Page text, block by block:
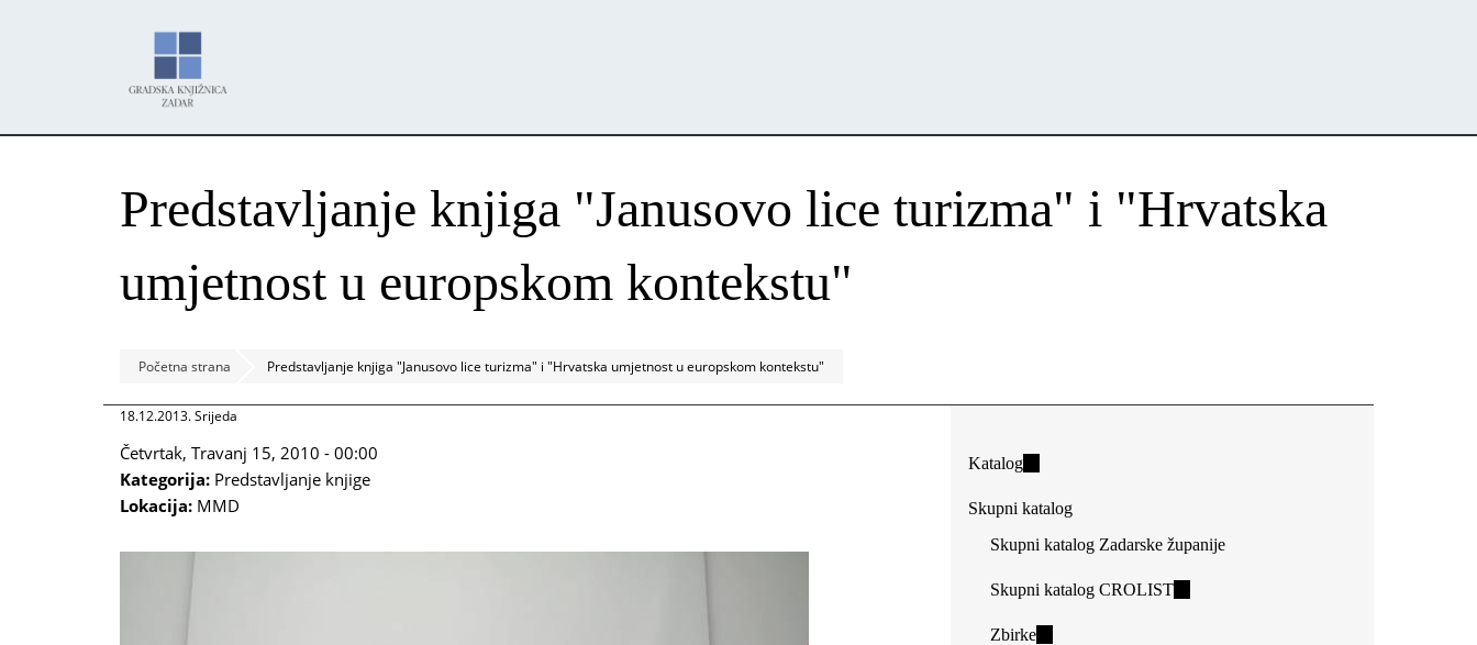
Predstavljanje knjiga "Janusovo lice turizma" i "Hrvatska
umjetnost u europskom kontekstu"
Početna strana Predstavljanje knjiga "Janusovo lice turizma" i "Hrvatska umjetnost u europskom kontekstu"
18.12.2013. Srijeda
Četvrtak, Travanj 15, 2010 - 00:00
Kategorija: Predstavljanje knjige
Lokacija: MMD
Katalog(link
external)
Skupni katalog
Skupni katalog Zadarske županije
Skupni katalog CROLIST(link
Zbirke(link